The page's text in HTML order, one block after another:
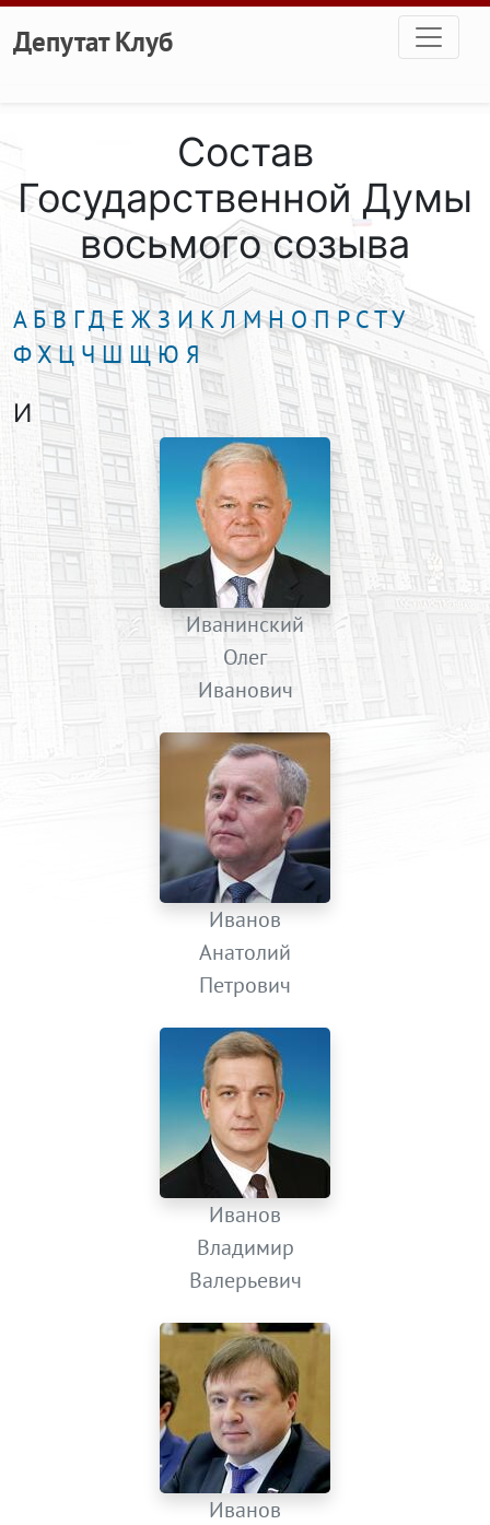
Перейти к основному содержанию
Депутат Клуб
Состав
Государственной Думы
восьмого созыва
А Б В ГД Е Ж З И К Л М Н О П Р СТУ
ФХ Ц Ч Ш Щ Ю Я
И
Иванинский
Олег
Иванович
Иванов
Анатолий
Петрович
Иванов
Владимир
Валерьевич
Иванов